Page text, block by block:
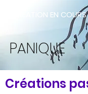
CREATION EN COURS
PANIQUE
Créations